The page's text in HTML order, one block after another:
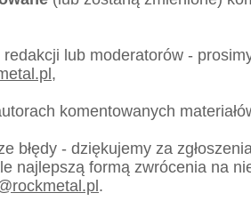
lub moderatorów -
,
komentowanych
błędy - dziękujemy za
najlepszą formą zwrócenia na
rockmetal.pl.